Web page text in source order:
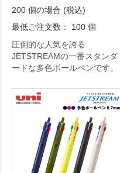
200 個の場合 (税込)
最低ご注文数： 100 個
圧倒的な人気を誇る
JETSTREAMの一番スタンダ
ードな多色ボールペンです。